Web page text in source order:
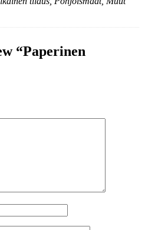
“Paperinen